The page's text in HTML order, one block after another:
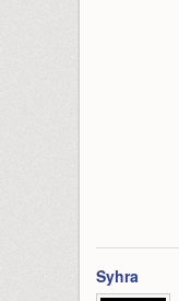
Syhra